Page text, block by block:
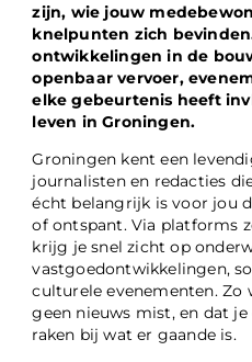
zijn, wie jouw
knelpunten zich
ontwikkelingen in de
openbaar vervoer,
elke gebeurtenis heeft
leven in Groningen.
Groningen kent een
journalisten en redacties
écht belangrijk is voor jou
of ontspant. Via platforms
krijg je snel zicht op
vastgoedontwikkelingen,
culturele evenementen. Zo
geen nieuws mist, en dat
raken bij wat er gaande is.